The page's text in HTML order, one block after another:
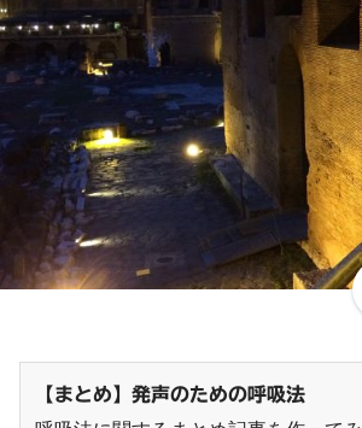
【まとめ】発声のための呼吸法